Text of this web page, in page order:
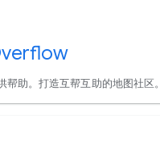
帮助。打造互帮互助的地图社区。